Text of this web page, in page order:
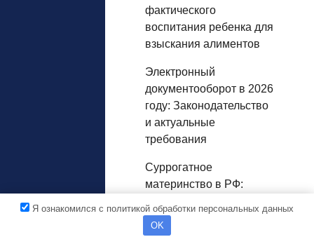
фактического
воспитания ребенка для
взыскания алиментов
Электронный
документооборот в 2026
году: Законодательство
и актуальные
требования
Суррогатное
материнство в РФ:
Цифровая переписка
Я ознакомился с политикой обработки персональных данных
OK